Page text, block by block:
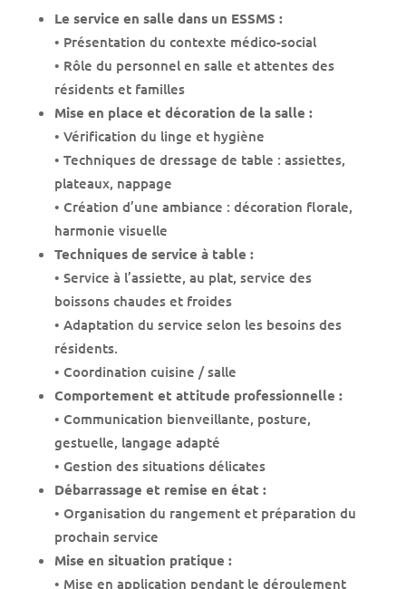
Le service en salle dans un ESSMS :
• Présentation du contexte médico-social
• Rôle du personnel en salle et attentes des
résidents et familles
Mise en place et décoration de la salle :
• Vérification du linge et hygiène
• Techniques de dressage de table : assiettes,
plateaux, nappage
• Création d’une ambiance : décoration florale,
harmonie visuelle
Techniques de service à table :
• Service à l’assiette, au plat, service des
boissons chaudes et froides
• Adaptation du service selon les besoins des
résidents.
• Coordination cuisine / salle
Comportement et attitude professionnelle :
• Communication bienveillante, posture,
gestuelle, langage adapté
• Gestion des situations délicates
Débarrassage et remise en état :
• Organisation du rangement et préparation du
prochain service
Mise en situation pratique :
• Mise en application pendant le déroulement